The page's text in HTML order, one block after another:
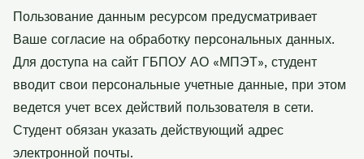
Пользование данным ресурсом предусматривает
Ваше согласие на обработку персональных данных.
Для доступа на сайт ГБПОУ АО «МПЭТ», студент
вводит свои персональные учетные данные, при этом
ведется учет всех действий пользователя в сети.
Студент обязан указать действующий адрес
электронной почты.